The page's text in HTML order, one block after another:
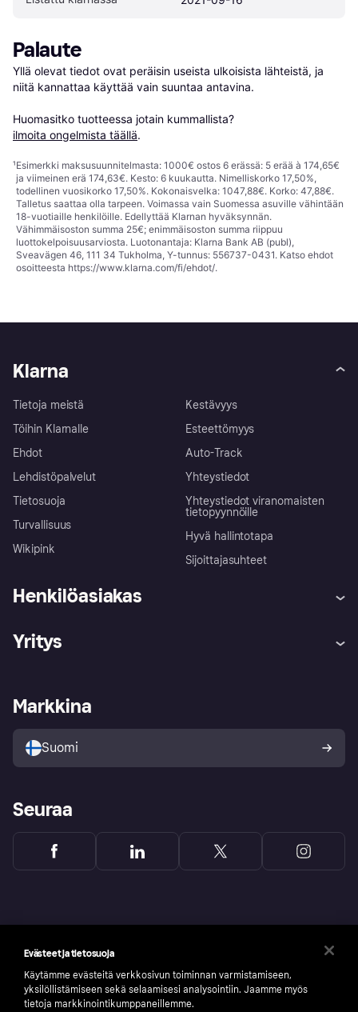
Palaute
Yllä olevat tiedot ovat peräisin useista ulkoisista lähteistä, ja
niitä kannattaa käyttää vain suuntaa antavina.
Huomasitko tuotteessa jotain kummallista?
ilmoita ongelmista täällä.
¹Esimerkki maksusuunnitelmasta: 1000€ ostos 6 erässä: 5 erää à 174,65€
ja viimeinen erä 174,63€. Kesto: 6 kuukautta. Nimelliskorko 17,50%,
todellinen vuosikorko 17,50%. Kokonaisvelka: 1047,88€. Korko: 47,88€.
Talletus saattaa olla tarpeen. Voimassa vain Suomessa asuville vähintään
18-vuotiaille henkilöille. Edellyttää Klarnan hyväksynnän.
Vähimmäisoston summa 25€; enimmäisoston summa riippuu
luottokelpoisuusarviosta. Luotonantaja: Klarna Bank AB (publ),
Sveavägen 46, 111 34 Tukholma, Y-tunnus: 556737-0431. Katso ehdot
osoitteesta https://www.klarna.com/fi/ehdot/.
Klarna
Tietoja meistä
Töihin Klarnalle
Ehdot
Lehdistöpalvelut
Tietosuoja
Turvallisuus
Wikipink
Kestävyys
Esteettömyys
Auto-Track
Yhteystiedot
Yhteystiedot viranomaisten
tietopyynnöille
Hyvä hallintotapa
Sijoittajasuhteet
Henkilöasiakas
Ohje
Kirjaudu sisään
Tutustu kauppoihin
Ostajan turva
Yritys
Kirjaudu sisään yrityksenä
Markkina
Suomi
Seuraa
Evästeet ja tietosuoja
Käytämme evästeitä verkkosivun toiminnan varmistamiseen,
yksilöllistämiseen sekä selaamisesi analysointiin. Jaamme myös
tietoja markkinointikumppaneillemme.